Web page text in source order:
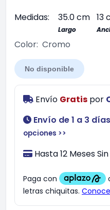
Medidas: 35.0 cm 13
Largo
Color: Cromo
No disponible
Envío Gratis por
Envío de 1 a 3
opciones >>
Hasta 12 Meses